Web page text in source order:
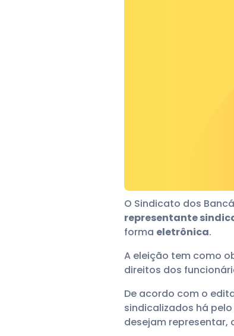
O Sindicato dos
representante
forma eletrônica.
A eleição tem como
direitos dos
De acordo com o
sindicalizados há
desejam representar,